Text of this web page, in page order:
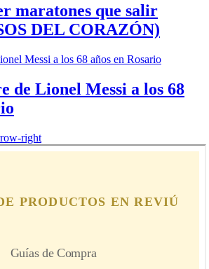
maratones que salir
DEL CORAZÓN)
de Lionel Messi a los 68